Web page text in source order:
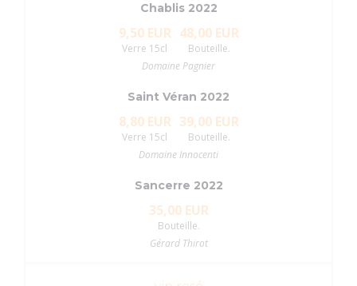
Chablis 2022
9,50 EUR
Verre 15cl
48,00 EUR
Bouteille.
Domaine Pagnier
Saint Véran 2022
8,80 EUR
Verre 15cl
39,00 EUR
Bouteille.
Domaine Innocenti
Sancerre 2022
35,00 EUR
Bouteille.
Gérard Thirot